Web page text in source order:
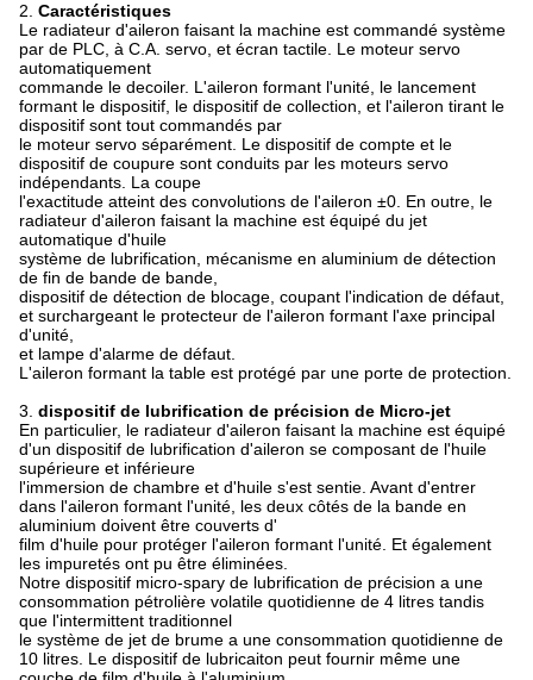
2. Caractéristiques
Le radiateur d'aileron faisant la machine est commandé système
par de PLC, à C.A. servo, et écran tactile. Le moteur servo
automatiquement
commande le decoiler. L'aileron formant l'unité, le lancement
formant le dispositif, le dispositif de collection, et l'aileron tirant le
dispositif sont tout commandés par
le moteur servo séparément. Le dispositif de compte et le
dispositif de coupure sont conduits par les moteurs servo
indépendants. La coupe
l'exactitude atteint des convolutions de l'aileron ±0. En outre, le
radiateur d'aileron faisant la machine est équipé du jet
automatique d'huile
système de lubrification, mécanisme en aluminium de détection
de fin de bande de bande,
dispositif de détection de blocage, coupant l'indication de défaut,
et surchargeant le protecteur de l'aileron formant l'axe principal
d'unité,
et lampe d'alarme de défaut.
L'aileron formant la table est protégé par une porte de protection.
3. dispositif de lubrification de précision de Micro-jet
En particulier, le radiateur d'aileron faisant la machine est équipé
d'un dispositif de lubrification d'aileron se composant de l'huile
supérieure et inférieure
l'immersion de chambre et d'huile s'est sentie. Avant d'entrer
dans l'aileron formant l'unité, les deux côtés de la bande en
aluminium doivent être couverts d'
film d'huile pour protéger l'aileron formant l'unité. Et également
les impuretés ont pu être éliminées.
Notre dispositif micro-spary de lubrification de précision a une
consommation pétrolière volatile quotidienne de 4 litres tandis
que l'intermittent traditionnel
le système de jet de brume a une consommation quotidienne de
10 litres. Le dispositif de lubricaiton peut fournir même une